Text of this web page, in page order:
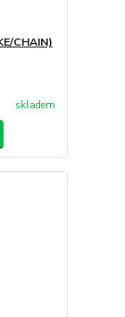
CHAIN)
skladem